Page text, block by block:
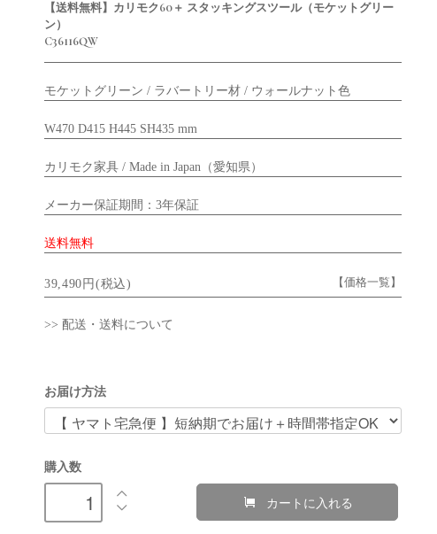
【送料無料】カリモク60＋ スタッキングスツール（モケットグリー
ン）
C36116QW
モケットグリーン / ラバートリー材 / ウォールナット色
W470 D415 H445 SH435 mm
カリモク家具 / Made in Japan（愛知県）
メーカー保証期間：3年保証
送料無料
39,490円(税込) 【価格一覧】
>> 配送・送料について
お届け方法
購入数
カートに入れる